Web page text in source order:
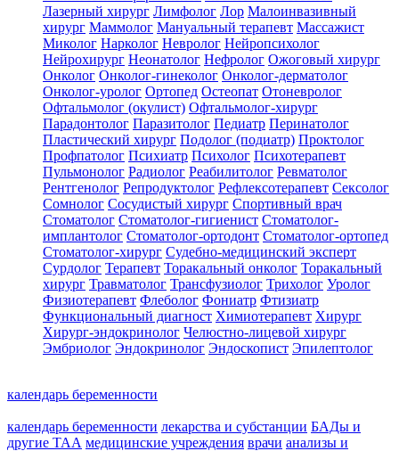
Лазерный хирург Лимфолог Лор Малоинвазивный
хирург Маммолог Мануальный терапевт Массажист
Миколог Нарколог Невролог Нейропсихолог
Нейрохирург Неонатолог Нефролог Ожоговый хирург
Онколог Онколог-гинеколог Онколог-дерматолог
Онколог-уролог Ортопед Остеопат Отоневролог
Офтальмолог (окулист) Офтальмолог-хирург
Парадонтолог Паразитолог Педиатр Перинатолог
Пластический хирург Подолог (подиатр) Проктолог
Профпатолог Психиатр Психолог Психотерапевт
Пульмонолог Радиолог Реабилитолог Ревматолог
Рентгенолог Репродуктолог Рефлексотерапевт Сексолог
Сомнолог Сосудистый хирург Спортивный врач
Стоматолог Стоматолог-гигиенист Стоматолог-
имплантолог Стоматолог-ортодонт Стоматолог-ортопед
Стоматолог-хирург Судебно-медицинский эксперт
Сурдолог Терапевт Торакальный онколог Торакальный
хирург Травматолог Трансфузиолог Трихолог Уролог
Физиотерапевт Флеболог Фониатр Фтизиатр
Функциональный диагност Химиотерапевт Хирург
Хирург-эндокринолог Челюстно-лицевой хирург
Эмбриолог Эндокринолог Эндоскопист Эпилептолог
календарь беременности
календарь беременности лекарства и субстанции БАДы и
другие ТАА медицинские учреждения врачи анализы и